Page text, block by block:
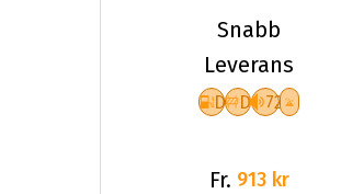
WINTER
DEFENDER
I
Snabb
Leverans
D D 72
Fr. 913 kr